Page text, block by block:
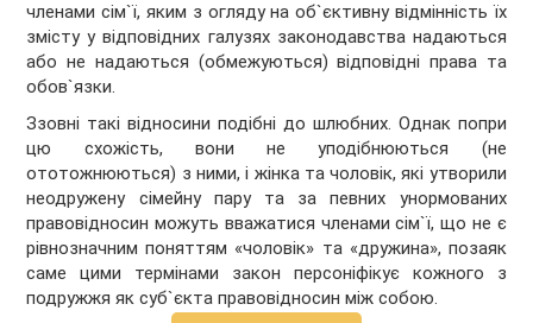
членами сім`ї, яким з огляду на об`єктивну відмінність їх
змісту у відповідних галузях законодавства надаються
або не надаються (обмежуються) відповідні права та
обов`язки.
Ззовні такі відносини подібні до шлюбних. Однак попри
цю схожість, вони не уподібнюються (не
ототожнюються) з ними, і жінка та чоловік, які утворили
неодружену сімейну пару та за певних унормованих
правовідносин можуть вважатися членами сім`ї, що не є
рівнозначним поняттям «чоловік» та «дружина», позаяк
саме цими термінами закон персоніфікує кожного з
подружжя як суб`єкта правовідносин між собою.